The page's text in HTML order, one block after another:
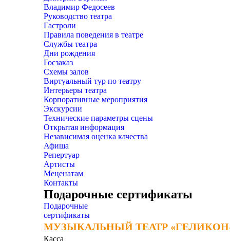
Владимир Федосеев
Руководство театра
Гастроли
Правила поведения в театре
Службы театра
Дни рождения
Госзаказ
Схемы залов
Виртуальный тур по театру
Интерьеры театра
Корпоративные мероприятия
Экскурсии
Технические параметры сцены
Открытая информация
Независимая оценка качества
Афиша
Репертуар
Артисты
Меценатам
Контакты
Подарочные сертификаты
Подарочные
сертификаты
МУЗЫКАЛЬНЫЙ ТЕАТР
МУЗЫКАЛЬНЫЙ ТЕАТР
Касса